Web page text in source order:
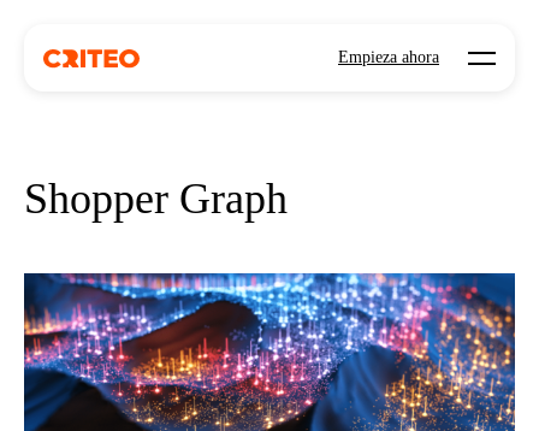
Empieza ahora Open
Shopper Graph